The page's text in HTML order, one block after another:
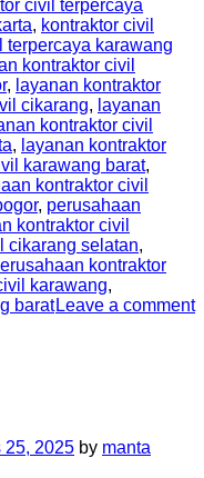
civil terpercaya
, kontraktor civil
terpercaya karawang
kontraktor civil
, layanan kontraktor
cikarang, layanan
kontraktor civil
, layanan kontraktor
karawang barat,
kontraktor civil
, perusahaan
kontraktor civil
cikarang selatan,
kontraktor
karawang,
barat Leave a comment
25, 2025 by manta